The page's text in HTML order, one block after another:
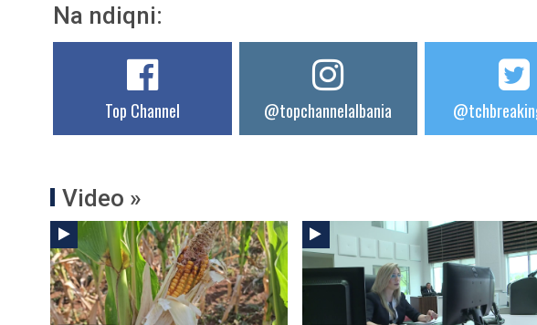
Na ndiqni:
Top Channel @topchannelalbania
Video »